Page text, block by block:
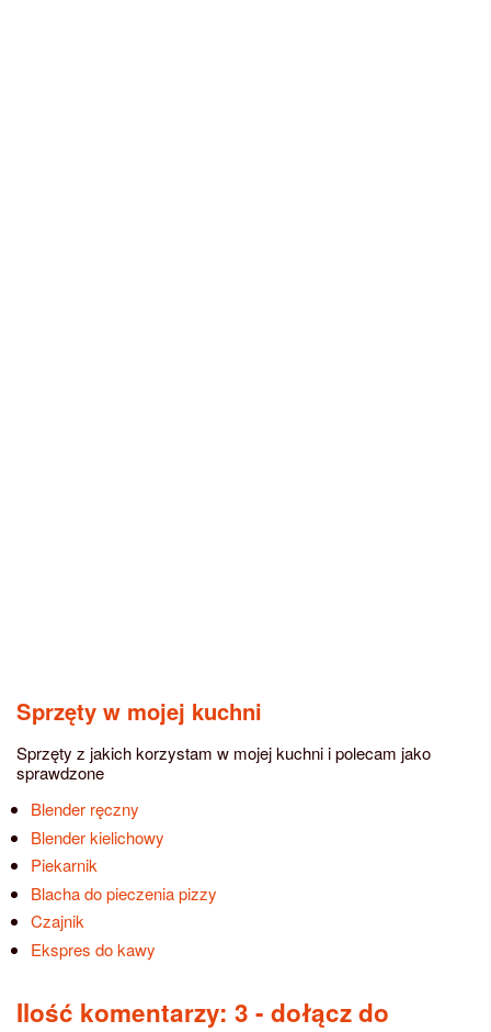
Sprzęty w mojej kuchni
Sprzęty z jakich korzystam w mojej kuchni i polecam jako
sprawdzone
Blender ręczny
Blender kielichowy
Piekarnik
Blacha do pieczenia pizzy
Czajnik
Ekspres do kawy
Ilość komentarzy: 3 - dołącz do